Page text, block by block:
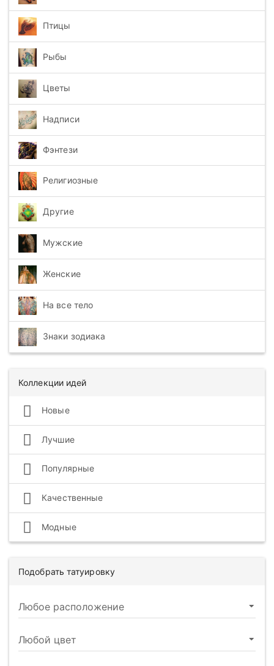
Птицы
Рыбы
Цветы
Надписи
Фэнтези
Религиозные
Другие
Мужские
Женские
На все тело
Знаки зодиака
Коллекции идей
Новые
Лучшие
Популярные
Качественные
Модные
Подобрать татуировку